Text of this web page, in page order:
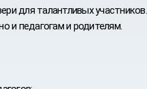
для талантливых
и педагогам и родителям.